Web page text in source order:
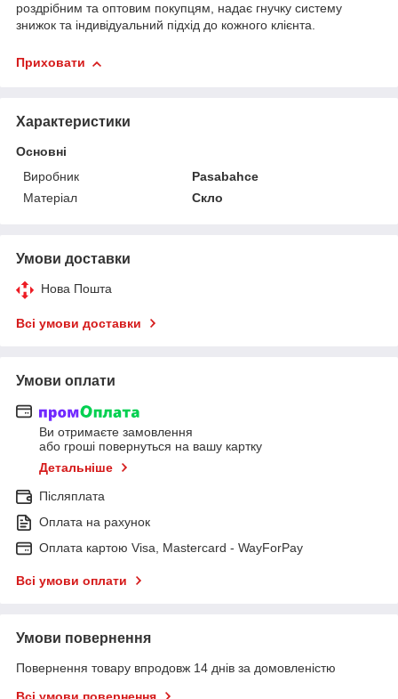
роздрібним та оптовим покупцям, надає гнучку систему
знижок та індивідуальний підхід до кожного клієнта.
Приховати
Характеристики
Основні
Виробник
Pasabahce
Матеріал
Скло
Умови доставки
Нова Пошта
Всі умови доставки
Умови оплати
Ви отримаєте замовлення
або гроші повернуться на вашу картку
Детальніше
Післяплата
Оплата на рахунок
Оплата картою Visa, Mastercard - WayForPay
Всі умови оплати
Умови повернення
Повернення товару впродовж 14 днів за домовленістю